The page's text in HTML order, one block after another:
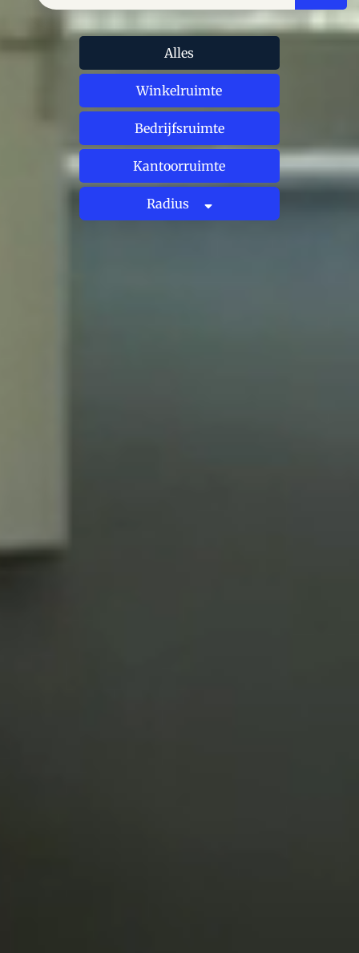
Alles
Winkelruimte
Bedrijfsruimte
Kantoorruimte
Radius